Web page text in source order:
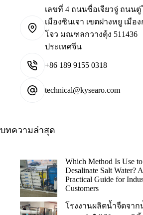
เลขที่ 4 ถนนซื่อเจียวจู่ ถนนตู่
เมืองซินเจา เขตฝางหยู เมือง
โจว มณฑลกวางตุ้ง 511436
ประเทศจีน
+86 189 9155 0318
technical@kysearo.com
บทความล่าสุด
Which Method Is Use to
Desalinate Salt Water? A
Practical Guide for
Customers
โรงงานผลิตน้ำจืดจาก